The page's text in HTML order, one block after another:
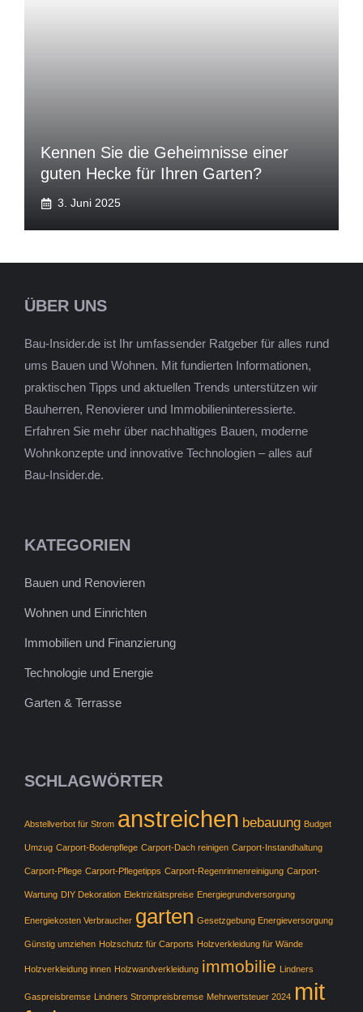
Kennen Sie die Geheimnisse einer
guten Hecke für Ihren Garten?
3. Juni 2025
ÜBER UNS
Bau-Insider.de ist Ihr umfassender Ratgeber für alles rund
ums Bauen und Wohnen. Mit fundierten Informationen,
praktischen Tipps und aktuellen Trends unterstützen wir
Bauherren, Renovierer und Immobilieninteressierte.
Erfahren Sie mehr über nachhaltiges Bauen, moderne
Wohnkonzepte und innovative Technologien – alles auf
Bau-Insider.de.
KATEGORIEN
Bauen und Renovieren
Wohnen und Einrichten
Immobilien und Finanzierung
Technologie und Energie
Garten & Terrasse
SCHLAGWÖRTER
Abstellverbot für Strom anstreichen bebauung Budget
Umzug Carport-Bodenpflege Carport-Dach reinigen Carport-Instandhaltung
Carport-Pflege Carport-Pflegetipps Carport-Regenrinnenreinigung Carport-
Wartung DIY Dekoration Elektrizitätspreise Energiegrundversorgung
Energiekosten Verbraucher garten Gesetzgebung Energieversorgung
Günstig umziehen Holzschutz für Carports Holzverkleidung für Wände
Holzverkleidung innen Holzwandverkleidung immobilie Lindners
Gaspreisbremse Lindners Strompreisbremse Mehrwertsteuer 2024 mit